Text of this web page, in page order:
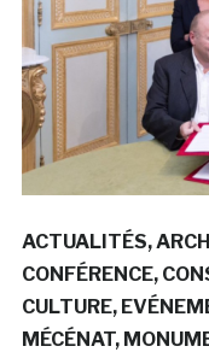
ACTUALITÉS
CONFÉRENCE
CULTURE
MÉCÉNAT